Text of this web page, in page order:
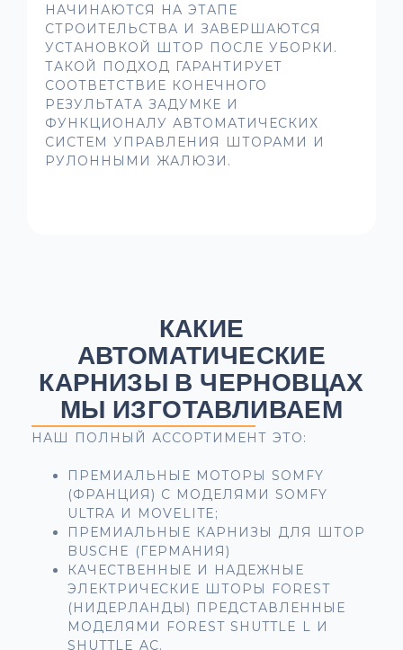
НАЧИНАЮТСЯ НА ЭТАПЕ
СТРОИТЕЛЬСТВА И ЗАВЕРШАЮТСЯ
УСТАНОВКОЙ ШТОР ПОСЛЕ УБОРКИ.
ТАКОЙ ПОДХОД ГАРАНТИРУЕТ
СООТВЕТСТВИЕ КОНЕЧНОГО
РЕЗУЛЬТАТА ЗАДУМКЕ И
ФУНКЦИОНАЛУ АВТОМАТИЧЕСКИХ
СИСТЕМ УПРАВЛЕНИЯ ШТОРАМИ И
РУЛОННЫМИ ЖАЛЮЗИ.
КАКИЕ
АВТОМАТИЧЕСКИЕ
КАРНИЗЫ В ЧЕРНОВЦАХ
МЫ ИЗГОТАВЛИВАЕМ
НАШ ПОЛНЫЙ АССОРТИМЕНТ ЭТО:
ПРЕМИАЛЬНЫЕ МОТОРЫ SOMFY
(ФРАНЦИЯ) С МОДЕЛЯМИ SOMFY
ULTRA И MOVELITE;
ПРЕМИАЛЬНЫЕ КАРНИЗЫ ДЛЯ ШТОР
BUSСHE (ГЕРМАНИЯ)
КАЧЕСТВЕННЫЕ И НАДЕЖНЫЕ
ЭЛЕКТРИЧЕСКИЕ ШТОРЫ FOREST
(НИДЕРЛАНДЫ) ПРЕДСТАВЛЕННЫЕ
МОДЕЛЯМИ FOREST SHUTTLE L И
SHUTTLE AC.